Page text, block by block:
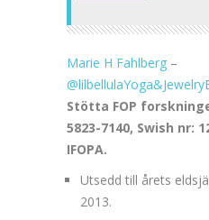
Marie H Fahlberg –
Stötta FOP
5823-7140, Swish nr:
IFOPA.
Utsedd till årets
2013.